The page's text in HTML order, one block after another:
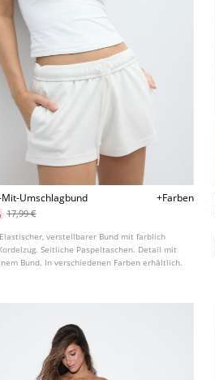
Umschlagbund
+Farben
17,99 €
verstellbarer Bund mit farblich
Seitliche Paspeltaschen. Detail mit
Bund. In verschiedenen Farben erhältlich.